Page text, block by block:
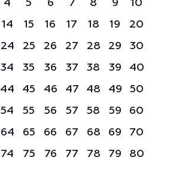
4 5 6 7 8 9
10
14 15 16 17 18 19
20
24 25 26 27 28 29
30
34 35 36 37 38 39
40
44 45 46 47 48 49
50
54 55 56 57 58 59
60
64 65 66 67 68 69
70
74 75 76 77 78 79
80